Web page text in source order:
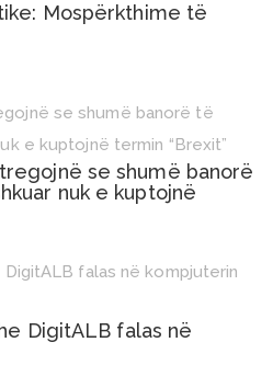
Mospërkthime të
se shumë banorë
nuk e kuptojnë
DigitALB falas në